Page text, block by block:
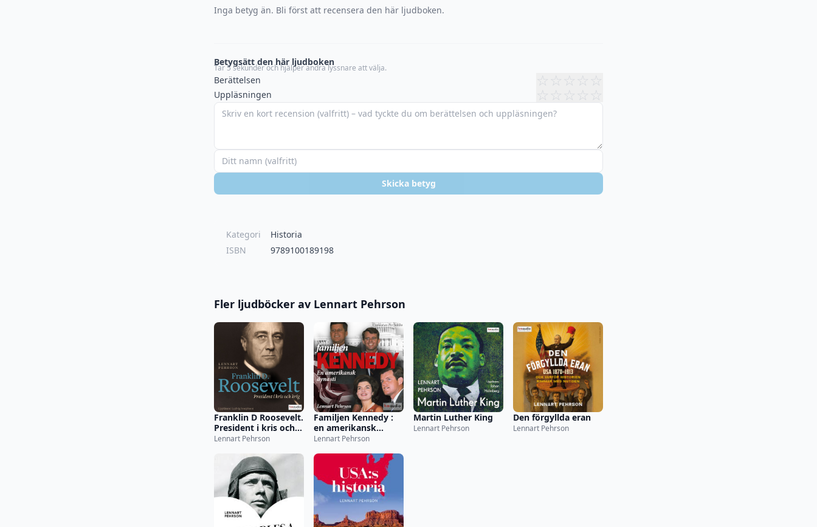
Inga betyg än. Bli först att recensera den här ljudboken.
Betygsätt den här ljudboken
Tar 5 sekunder och hjälper andra lyssnare att välja.
Berättelsen ☆☆☆☆☆
Uppläsningen ☆ ☆ ☆ ☆ ☆
Skicka betyg
Kategori
Historia
ISBN
9789100189198
Fler ljudböcker av Lennart Pehrson
Franklin D Roosevelt.
President i kris och
krig
Lennart Pehrson
Familjen Kennedy :
en amerikansk
dynasti
Lennart Pehrson
Martin Luther King
Lennart Pehrson
Den förgyllda eran
Lennart Pehrson